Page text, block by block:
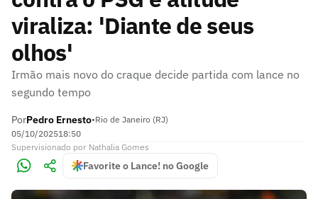
viraliza: 'Diante de seus
olhos'
Irmão mais novo do craque decide partida com lance no
segundo tempo
PorPedro Ernesto•Rio de Janeiro (RJ)
05/10/202518:50
Supervisionado por Nathalia Gomes
Favorite o Lance! no Google